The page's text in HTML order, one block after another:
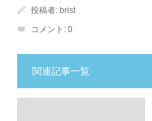
投稿者: brist
コメント: 0
関連記事一覧